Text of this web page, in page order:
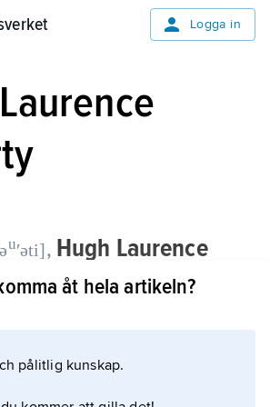
Logga in
uʹəti], Hugh Laurence
brittisk
dubbeln, i par med
Frank Doherty, sju gånger
åt hela artikeln?
pålitlig kunskap.